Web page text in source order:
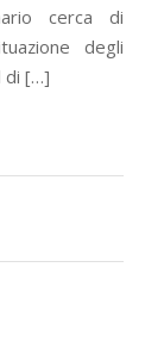
cerca di
degli
di […]